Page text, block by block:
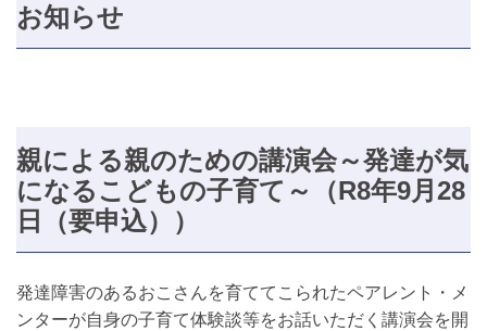
お知らせ
親による親のための講演会～発達が気
になるこどもの子育て～（R8年9月28
日（要申込））
発達障害のあるおこさんを育ててこられたペアレント・メ
ンターが自身の子育て体験談等をお話いただく講演会を開